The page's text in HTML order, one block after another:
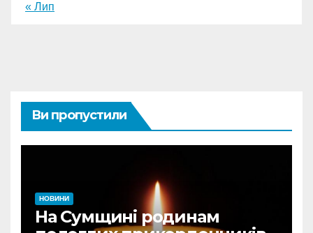
« Лип
Ви пропустили
НОВИНИ
На Сумщині родинам